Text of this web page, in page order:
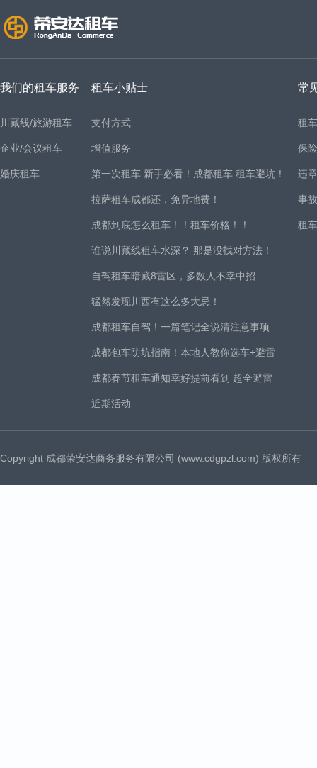
我们的租车服务
川藏线/旅游租车
企业/会议租车
婚庆租车
租车小贴士
支付方式
增值服务
第一次租车 新手必看！成都租车 租车避坑！
拉萨租车成都还，免异地费！
成都到底怎么租车！！租车价格！！
谁说川藏线租车水深？ 那是没找对方法！
自驾租车暗藏8雷区，多数人不幸中招
猛然发现川西有这么多大忌！
成都租车自驾！一篇笔记全说清注意事项
成都包车防坑指南！本地人教你选车+避雷
成都春节租车通知幸好提前看到 超全避雷
近期活动
常
租
保
违
事
租
Copyright 成都荣安达商务服务有限公司 (www.cdgpzl.com) 版权所有